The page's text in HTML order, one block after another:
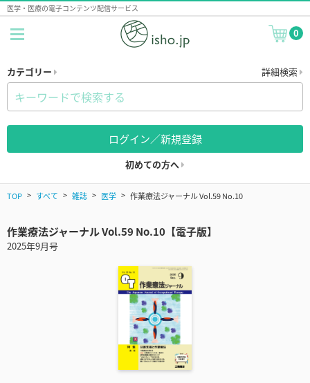
医学・医療の電子コンテンツ配信サービス
0
カテゴリー 詳細検索
ログイン／新規登録
初めての方へ
TOP すべて 雑誌 医学 作業療法ジャーナル Vol.59 No.10
作業療法ジャーナル Vol.59 No.10【電子版】
2025年9月号